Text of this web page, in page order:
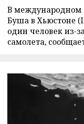
В международном
Буша в Хьюстоне
один человек из-
самолета,